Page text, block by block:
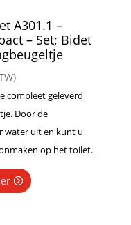
A301.1 –
– Set; Bidet
compleet geleverd
Door de
water uit en kunt u
op het toilet.